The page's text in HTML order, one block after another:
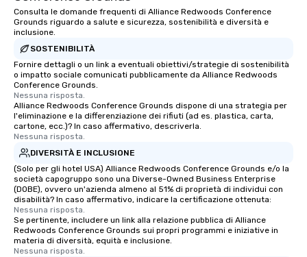
Consulta le domande frequenti di Alliance Redwoods Conference
Grounds riguardo a salute e sicurezza, sostenibilità e diversità e
inclusione.
SOSTENIBILITÀ
Fornire dettagli o un link a eventuali obiettivi/strategie di sostenibilità
o impatto sociale comunicati pubblicamente da Alliance Redwoods
Conference Grounds.
Nessuna risposta.
Alliance Redwoods Conference Grounds dispone di una strategia per
l'eliminazione e la differenziazione dei rifiuti (ad es. plastica, carta,
cartone, ecc.)? In caso affermativo, descriverla.
Nessuna risposta.
DIVERSITÀ E INCLUSIONE
(Solo per gli hotel USA) Alliance Redwoods Conference Grounds e/o la
società capogruppo sono una Diverse-Owned Business Enterprise
(DOBE), ovvero un'azienda almeno al 51% di proprietà di individui con
disabilità? In caso affermativo, indicare la certificazione ottenuta:
Nessuna risposta.
Se pertinente, includere un link alla relazione pubblica di Alliance
Redwoods Conference Grounds sui propri programmi e iniziative in
materia di diversità, equità e inclusione.
Nessuna risposta.